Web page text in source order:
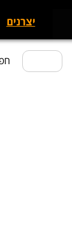
יצרנים